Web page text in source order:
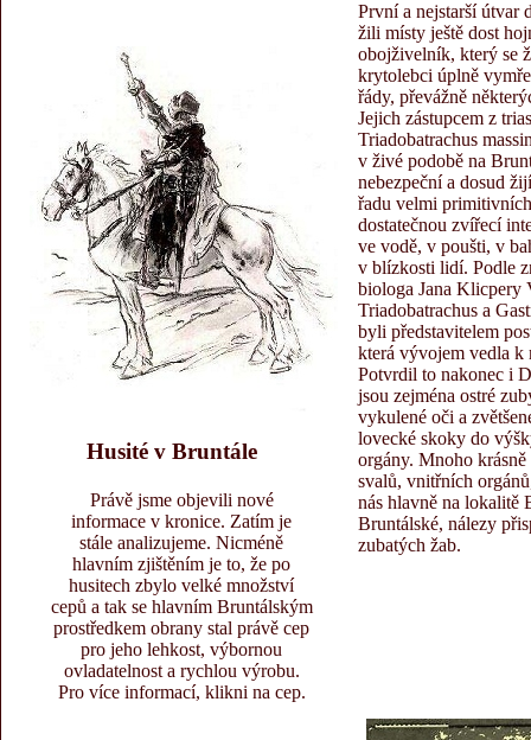
Husité v Bruntále
Právě jsme objevili nové
informace v kronice. Zatím je
stále analizujeme. Nicméně
hlavním zjištěním je to, že po
husitech zbylo velké množství
cepů a tak se hlavním Bruntálským
prostředkem obrany stal právě cep
pro jeho lehkost, výbornou
ovladatelnost a rychlou výrobu.
Pro více informací, klikni na cep.
První a nejstarší útvar
žili místy ještě dost
obojživelník, který se
krytolebci úplně
řády, převážně
Jejich zástupcem z
Triadobatrachus
v živé podobě na
nebezpeční a dosud
řadu velmi
dostatečnou zvířecí
ve vodě, v poušti, v
v blízkosti lidí. Podle
biologa Jana Klicpery
Triadobatrachus a
byli představitelem
která vývojem vedla k
Potvrdil to nakonec i
jsou zejména ostré
vykulené oči a
lovecké skoky do
orgány. Mnoho
svalů, vnitřních
nás hlavně na lokalitě
Bruntálské, nálezy
zubatých žab.